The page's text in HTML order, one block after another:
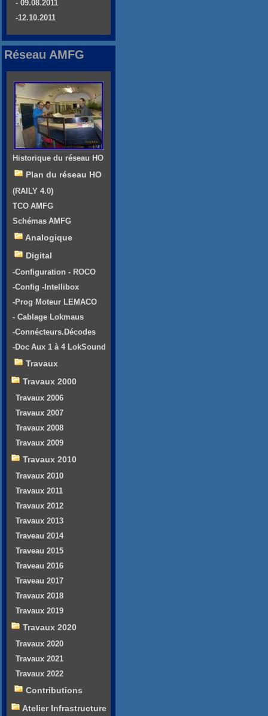
- 09.08.2011
-12.10.2011
Réseau AMFG
Historique du réseau HO
Plan du réseau HO
(RAILY 4.0)
TCO AMFG
Schémas AMFG
Analogique
Digital
-Configuration - ROCO
-Config -Intellibox
-Prog Moteur LEMACO
- Cablage Lokmaus
-Connécteurs.Décodes
-Doc Aux 1 à 4 LokSound
Travaux
Travaux 2000
Travaux 2006
Travaux 2007
Travaux 2008
Travaux 2009
Travaux 2010
Travaux 2010
Travaux 2011
Travaux 2012
Travaux 2013
Traveau 2014
Traveau 2015
Traveau 2016
Traveau 2017
Travaux 2018
Travaux 2019
Travaux 2020
Travaux 2020
Travaux 2021
Travaux 2022
Contributions
Atelier Infrastructure